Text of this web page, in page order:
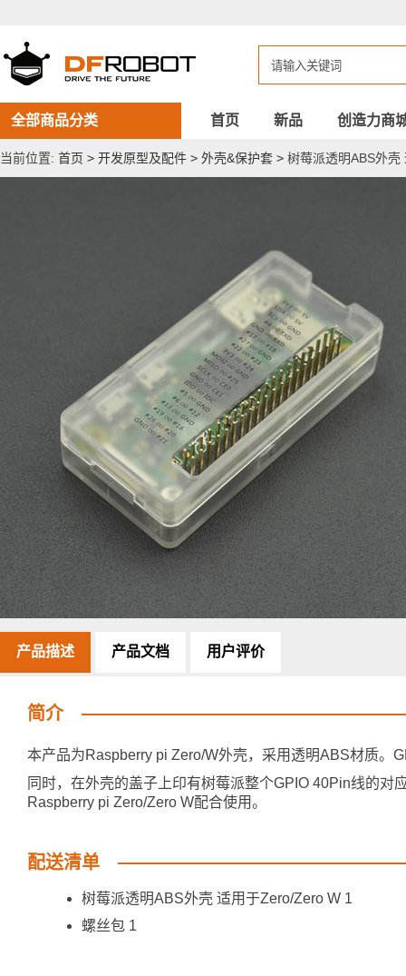
透
明
ABS
外
壳
适
用
于
全部商品分类 首页 新品 创造力商
当前位置: 首页 > 开发原型及配件 > 外壳&保护套 > 树莓派透明ABS外
产品描述 产品文档 用户评价
简介
本产品为Raspberry pi Zero/W外壳，采用透明ABS材质。
同时，在外壳的盖子上印有树莓派整个GPIO 40Pin线的
Raspberry pi Zero/Zero W配合使用。
配送清单
树莓派透明ABS外壳 适用于Zero/Zero W 1
螺丝包 1